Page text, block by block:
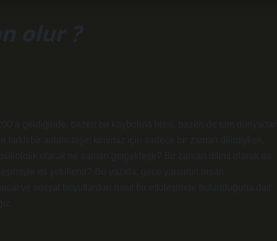
olur ?
geldiğinde, bazen bir kaybolma hissi, bazen de tüm dünyadan
farklı bir anlam taşır; kimimiz için sadece bir zaman dilimiyken,
olarak ne zaman gerçekleşir? Bir zaman dilimi olarak mı
mi şekillenir? Bu yazıda, gece yarısının insan
ve sosyal boyutlardan nasıl bir etkileşimde bulunduğuna dair